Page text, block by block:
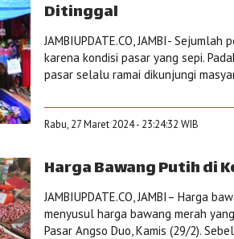
Ditinggal
JAMBIUPDATE.CO, JAMBI-
karena kondisi pasar yang sepi.
pasar selalu ramai dikunjungi
Rabu, 27 Maret 2024 - 23:24:32 WIB
Harga Bawang Putih di
JAMBIUPDATE.CO, JAMBI– Harga
menyusul harga bawang merah
Pasar Angso Duo, Kamis (29/2).